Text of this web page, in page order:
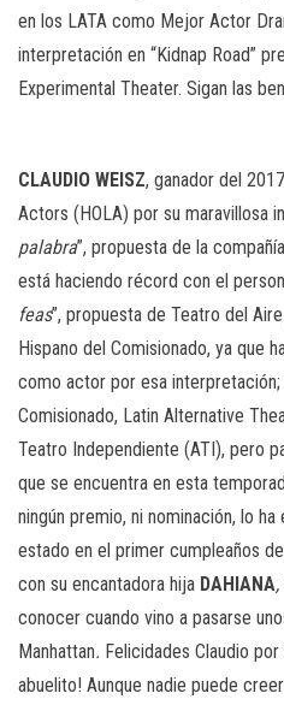
en los LATA como Mejor Actor
interpretación en “Kidnap Road”
Experimental Theater. Sigan las
CLAUDIO WEISZ, ganador del
Actors (HOLA) por su maravillosa
palabra”, propuesta de la
está haciendo récord con el
feas”, propuesta de Teatro del
Hispano del Comisionado, ya que
como actor por esa
Comisionado, Latin Alternative
Teatro Independiente (ATI), pero
que se encuentra en esta
ningún premio, ni nominación, lo
estado en el primer cumpleaños
con su encantadora hija DAHIANA,
conocer cuando vino a pasarse
Manhattan. Felicidades Claudio
abuelito! Aunque nadie puede